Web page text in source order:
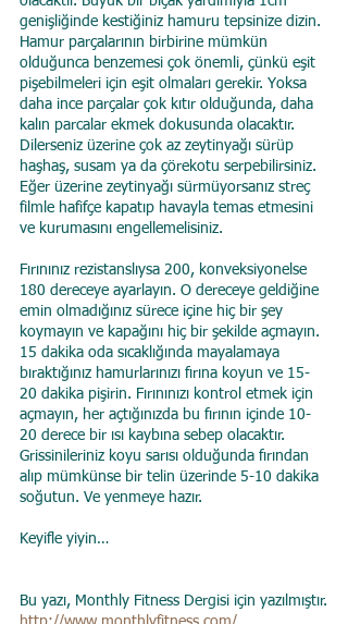
genişliğinde kestiğiniz hamuru tepsinize dizin.
Hamur parçalarının birbirine mümkün
olduğunca benzemesi çok önemli, çünkü eşit
pişebilmeleri için eşit olmaları gerekir. Yoksa
daha ince parçalar çok kıtır olduğunda, daha
kalın parcalar ekmek dokusunda olacaktır.
Dilerseniz üzerine çok az zeytinyağı sürüp
haşhaş, susam ya da çörekotu serpebilirsiniz.
Eğer üzerine zeytinyağı sürmüyorsanız streç
filmle hafifçe kapatıp havayla temas etmesini
ve kurumasını engellemelisiniz.
Fırınınız rezistanslıysa 200, konveksiyonelse
180 dereceye ayarlayın. O dereceye geldiğine
emin olmadığınız sürece içine hiç bir şey
koymayın ve kapağını hiç bir şekilde açmayın.
15 dakika oda sıcaklığında mayalamaya
bıraktığınız hamurlarınızı fırına koyun ve 15-
20 dakika pişirin. Fırınınızı kontrol etmek için
açmayın, her açtığınızda bu fırının içinde 10-
20 derece bir ısı kaybına sebep olacaktır.
Grissinileriniz koyu sarısı olduğunda fırından
alıp mümkünse bir telin üzerinde 5-10 dakika
soğutun. Ve yenmeye hazır.
Keyifle yiyin…
Bu yazı, Monthly Fitness Dergisi için yazılmıştır.